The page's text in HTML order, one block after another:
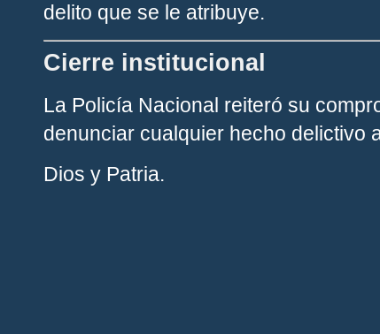
delito que se le atribuye.
Cierre institucional
La Policía Nacional reiteró su
denunciar cualquier hecho delictivo
Dios y Patria.